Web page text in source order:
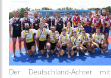
Der Deutschland-Achter